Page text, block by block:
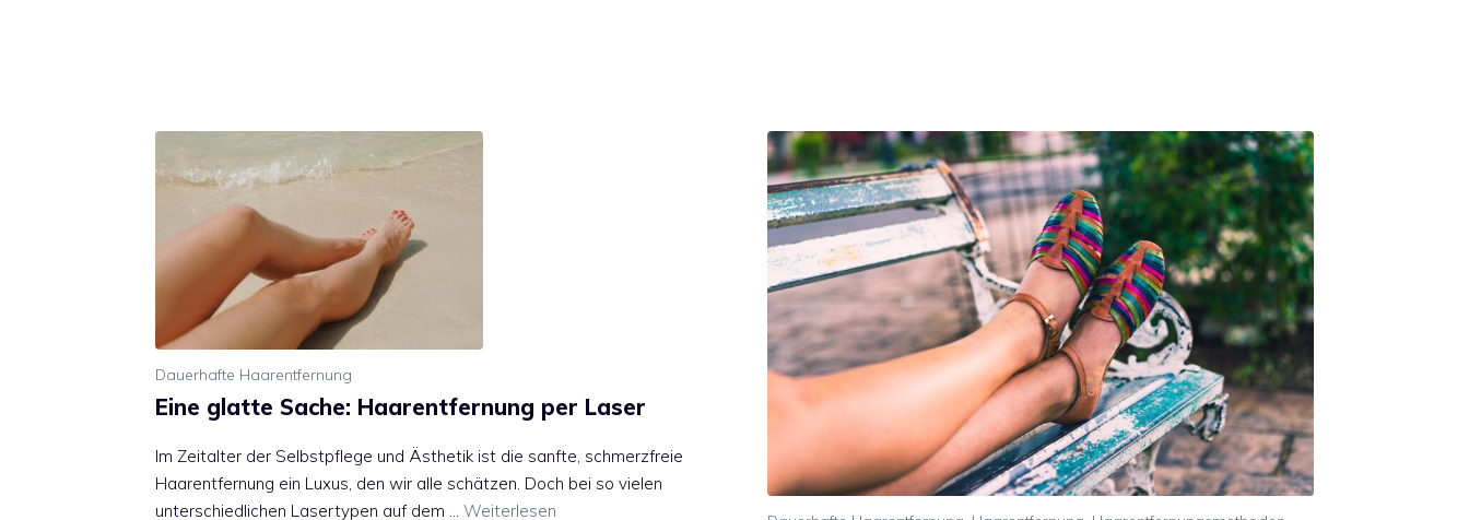
Dauerhafte Haarentfernung
Eine glatte Sache: Haarentfernung per Laser
Im Zeitalter der Selbstpflege und Ästhetik ist die sanfte, schmerzfreie
Haarentfernung ein Luxus, den wir alle schätzen. Doch bei so vielen
unterschiedlichen Lasertypen auf dem … Weiterlesen